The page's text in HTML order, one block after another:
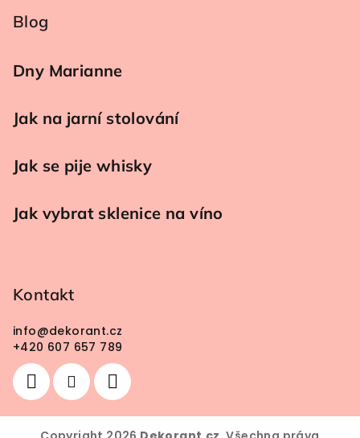
Blog
Dny Marianne
Jak na jarní stolování
Jak se pije whisky
Jak vybrat sklenice na víno
Kontakt
info@dekorant.cz
+420 607 657 789